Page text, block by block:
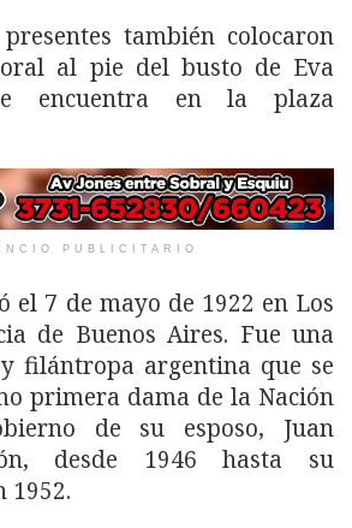
también colocaron
al pie del busto de Eva
encuentra en la plaza
PUBLICITARIO
el 7 de mayo de 1922 en Los
de Buenos Aires. Fue una
filántropa argentina que se
primera dama de la Nación
de su esposo, Juan
desde 1946 hasta su
1952.